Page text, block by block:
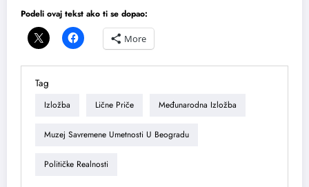
Podeli ovaj tekst ako ti se dopao:
More
Tag
Izložba Lične Priče Međunarodna Izložba
Muzej Savremene Umetnosti U Beogradu
Političke Realnosti